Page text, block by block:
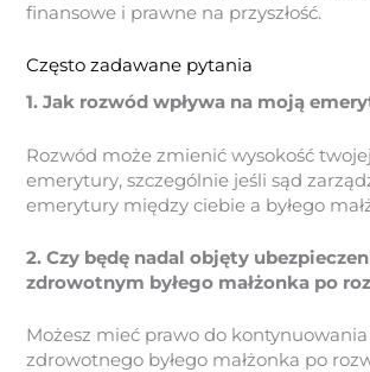
finansowe i prawne na przyszłość.
Często zadawane pytania
1. Jak rozwód wpływa na moją
Rozwód może zmienić wysokość
emerytury, szczególnie jeśli sąd
emerytury między ciebie a byłego
2. Czy będę nadal objęty
zdrowotnym byłego małżonka po
Możesz mieć prawo do
zdrowotnego byłego małżonka po